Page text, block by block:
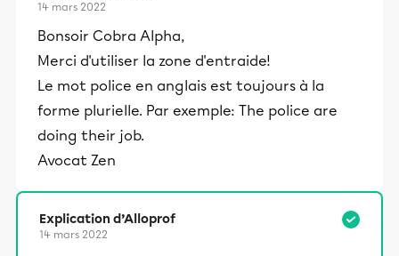
14 mars 2022
Bonsoir Cobra Alpha,
Merci d'utiliser la zone d'entraide!
Le mot police en anglais est toujours à la
forme plurielle. Par exemple: The police are
doing their job.
Avocat Zen
Explication d’Alloprof
14 mars 2022